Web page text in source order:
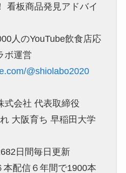
看板商品発見アドバイ
人のYouTube飲食店応
ボ運営
@shiolabo2020
式会社 代表取締役
大阪育ち 早稲田大学
日間毎日更新
本配信６年間で1900本